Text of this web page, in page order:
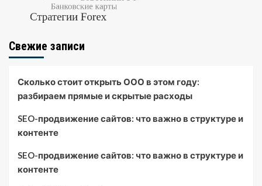
Свежие записи
Сколько стоит открыть ООО в этом году:
разбираем прямые и скрытые расходы
SEO-продвижение сайтов: что важно в структуре и
контенте
SEO-продвижение сайтов: что важно в структуре и
контенте